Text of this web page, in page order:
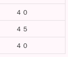
４０
４５
４０